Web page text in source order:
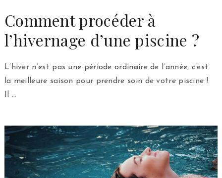
Comment procéder à
l’hivernage d’une piscine ?
L’hiver n’est pas une période ordinaire de l’année, c’est
la meilleure saison pour prendre soin de votre piscine !
Il …